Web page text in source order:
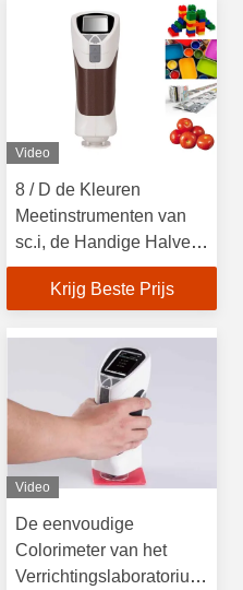
Video
8 / D de Kleuren
Meetinstrumenten van
sc.i, de Handige Halve
Spectrale Breedte van
het Colorimeterapparaat
Krijg Beste Prijs
Video
De eenvoudige
Colorimeter van het
Verrichtingslaboratorium